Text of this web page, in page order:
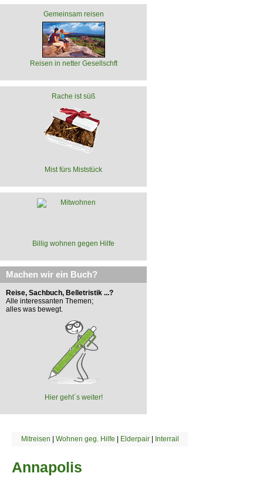
Gemeinsam reisen
Reisen in netter Gesellschft
Rache ist süß
Mist fürs Miststück
Billig wohnen gegen Hilfe
Machen wir ein Buch?
Reise, Sachbuch, Belletristik ...?
Alle interessanten Themen;
alles was bewegt.
Hier geht´s weiter!
Mitreisen | Wohnen geg. Hilfe | Elderpair| Interrail
Annapolis